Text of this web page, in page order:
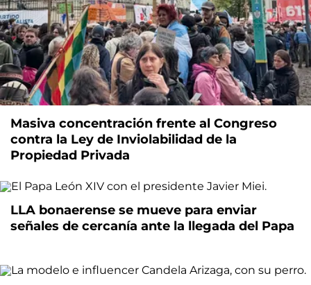
Masiva concentración frente al Congreso
contra la Ley de Inviolabilidad de la
Propiedad Privada
LLA bonaerense se mueve para enviar
señales de cercanía ante la llegada del Papa